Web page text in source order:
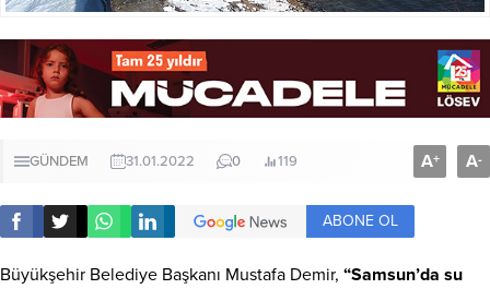
GÜNDEM 31.01.2022 0 119 A+ A-
ABONE OL
Büyükşehir Belediye Başkanı Mustafa Demir, “Samsun’da su